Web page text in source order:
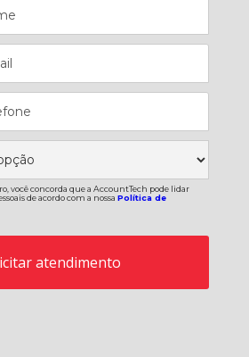
você concorda que a AccountTech pode lidar
de acordo com a nossa Política de